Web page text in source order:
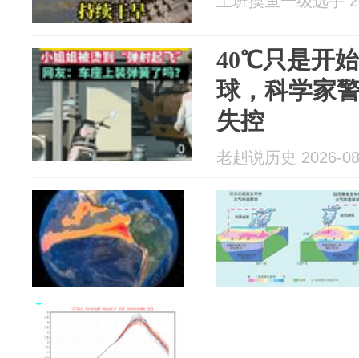
40℃只是开
球，科学家
失控
老赳说历史 2026-